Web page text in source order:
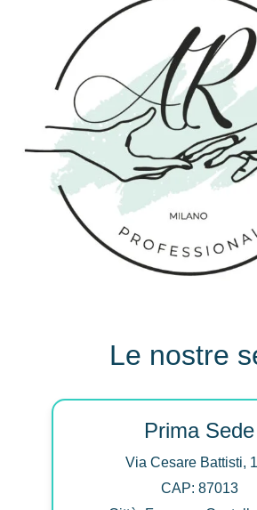
Le nostre
Prima Sede
Via Cesare Battisti,
CAP: 87013